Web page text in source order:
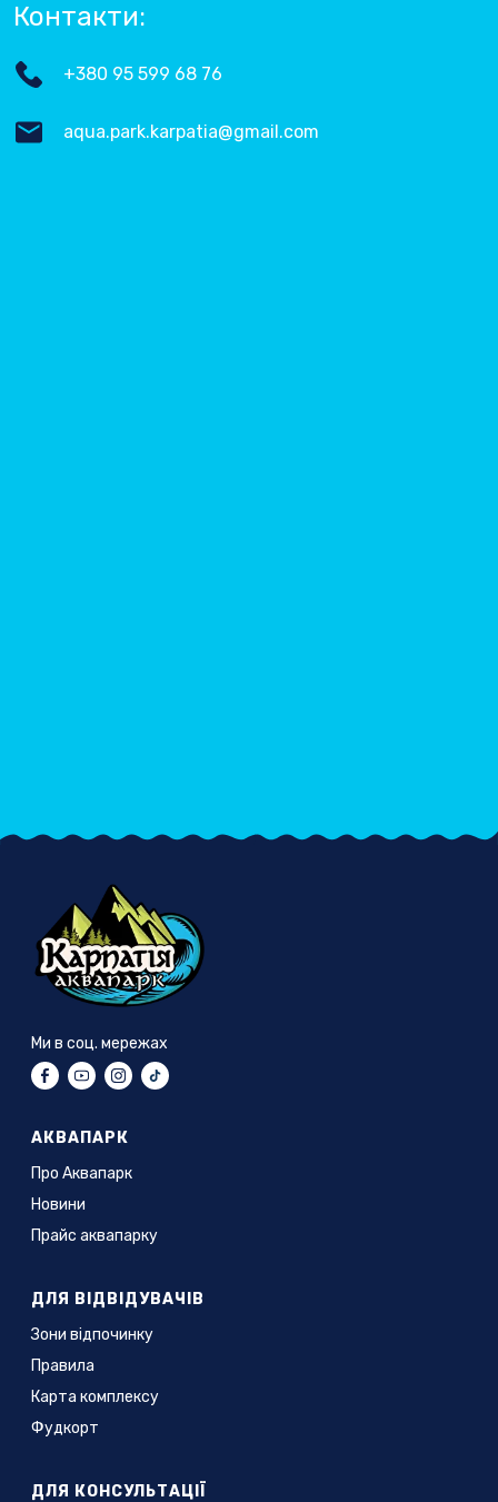
Контакти:
+380 95 599 68 76
aqua.park.karpatia@gmail.com
Ми в соц. мережах
АКВАПАРК
Про Аквапарк
Новини
Прайс аквапарку
ДЛЯ ВІДВІДУВАЧІВ
Зони відпочинку
Правила
Карта комплексу
Фудкорт
ДЛЯ КОНСУЛЬТАЦІЇ